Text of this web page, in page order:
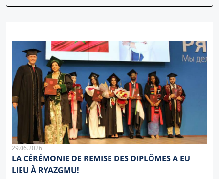
29.06.2026
LA CÉRÉMONIE DE REMISE DES DIPLÔMES A EU
LIEU À RYAZGMU!